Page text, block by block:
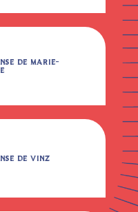
DE MARIE-
DE VINZ